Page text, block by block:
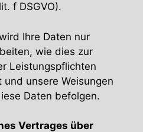
f DSGVO).
Ihre Daten nur
wie dies zur
Leistungs­pflichten
unsere Weisungen
Daten befolgen.
Vertrages über